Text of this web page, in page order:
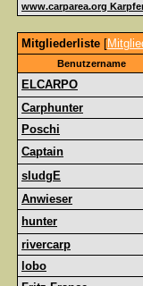
www.carparea.org
Mitgliederliste [
Benutzername
ELCARPO
Carphunter
Poschi
Captain
sludgE
Anwieser
hunter
rivercarp
lobo